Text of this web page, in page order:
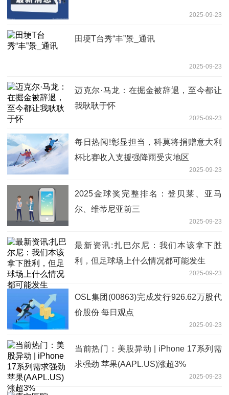
2025-09-23
田埂T台秀“丰”景_通讯
2025-09-23
迈克尔·马龙：在掘金被辞退，至今都让
我耿耿于怀
2025-09-23
每日热闻!彰显担当，科莫将捐赠意大利
杯比赛收入支援强降雨受灾地区
2025-09-23
2025金球奖完整排名：登贝莱、亚马
尔、维蒂尼亚前三
2025-09-23
最新资讯:扎巴尔尼：我们本该拿下胜
利，但足球场上什么情况都可能发生
2025-09-23
OSL集团(00863)完成发行926.62万股代
价股份 每日观点
2025-09-23
当前热门：美股异动 | iPhone 17系列需
求强劲 苹果(AAPL.US)涨超3%
2025-09-23